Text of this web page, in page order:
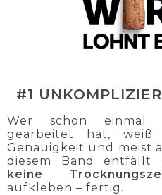
#1
Wer schon einmal
gearbeitet hat,
Genauigkeit und meist
diesem Band entfällt
keine
aufkleben – fertig.